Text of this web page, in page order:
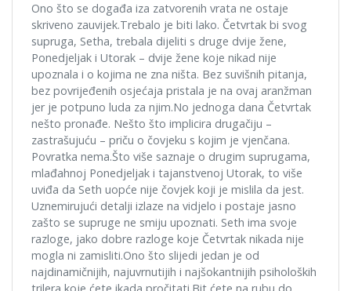
Ono što se događa iza zatvorenih vrata ne ostaje
skriveno zauvijek.Trebalo je biti lako. Četvrtak bi svog
supruga, Setha, trebala dijeliti s druge dvije žene,
Ponedjeljak i Utorak – dvije žene koje nikad nije
upoznala i o kojima ne zna ništa. Bez suvišnih pitanja,
bez povrijeđenih osjećaja pristala je na ovaj aranžman
jer je potpuno luda za njim.No jednoga dana Četvrtak
nešto pronađe. Nešto što implicira drugačiju –
zastrašujuću – priču o čovjeku s kojim je vjenčana.
Povratka nema.Što više saznaje o drugim suprugama,
mlađahnoj Ponedjeljak i tajanstvenoj Utorak, to više
uviđa da Seth uopće nije čovjek koji je mislila da jest.
Uznemirujući detalji izlaze na vidjelo i postaje jasno
zašto se supruge ne smiju upoznati. Seth ima svoje
razloge, jako dobre razloge koje Četvrtak nikada nije
mogla ni zamisliti.Ono što slijedi jedan je od
najdinamičnijih, najuvrnutijih i najšokantnijih psiholoških